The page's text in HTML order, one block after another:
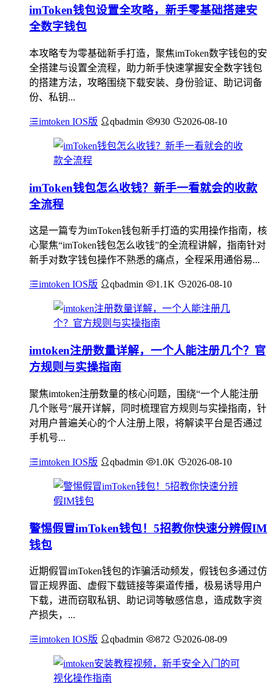
imToken钱包设置全攻略，新手零基础搭建安
全数字钱包
本攻略专为零基础新手打造，聚焦imToken数字钱包的安
全搭建与设置全流程，助力新手快速掌握安全数字钱包
的搭建方法，攻略围绕下载安装、身份验证、助记词备
份、私钥...
imtoken IOS版 qbadmin 930 2026-08-10
imToken钱包怎么收钱？新手一看就会的收款
全流程
这是一篇专为imToken钱包新手打造的实用操作指南，核
心聚焦“imToken钱包怎么收钱”的全流程讲解，指南针对
新手对数字钱包操作不熟悉的痛点，全程采用通俗易...
imtoken IOS版 qbadmin 1.1K 2026-08-10
imtoken注册数量详解，一个人能注册几个？官
方规则与实操指南
聚焦imtoken注册数量的核心问题，围绕“一个人能注册
几个账号”展开详解，同时梳理官方规则与实操指南，针
对用户普遍关心的个人注册上限，将解读平台是否通过
手机号...
imtoken IOS版 qbadmin 1.0K 2026-08-10
警惕假冒imToken钱包！5招教你快速分辨假IM
钱包
近期假冒imToken钱包的诈骗活动频发，假钱包多通过仿
冒正规界面、虚假下载链接等渠道传播，极易诱导用户
下载，进而窃取私钥、助记词等敏感信息，造成数字资
产损失，...
imtoken IOS版 qbadmin 872 2026-08-09